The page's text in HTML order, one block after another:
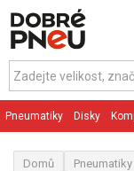
Pneumatiky Disky
Domů Pneumatiky